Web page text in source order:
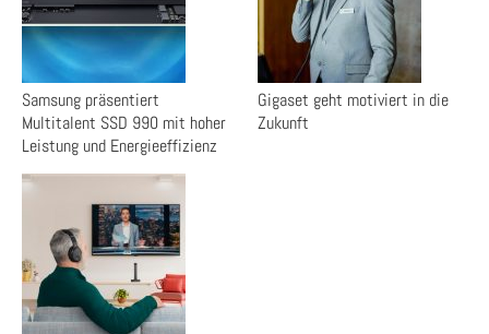
Samsung präsentiert
Multitalent SSD 990 mit hoher
Leistung und Energieeffizienz
Gigaset geht motiviert in die
Zukunft